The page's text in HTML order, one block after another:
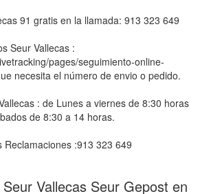
91 gratis en la llamada: 913 323 649
Seur Vallecas :
pages/seguimiento-online-
necesita el número de envio o pedido.
: de Lunes a viernes de 8:30 horas
de 8:30 a 14 horas.
Reclamaciones :913 323 649
Vallecas Seur Gepost en